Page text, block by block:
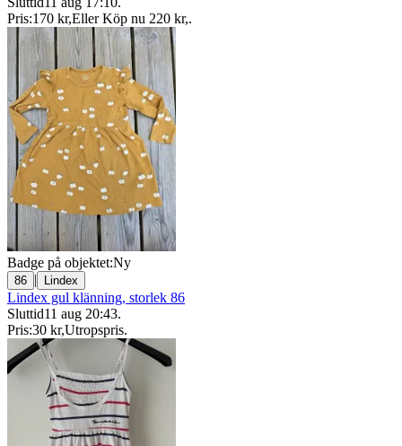
Pris:170 kr,Eller Köp nu 220 kr,.
Badge på objektet:Ny
86 | Lindex
Lindex gul klänning, storlek 86
Sluttid11 aug 20:43.
Pris:30 kr,Utropspris.